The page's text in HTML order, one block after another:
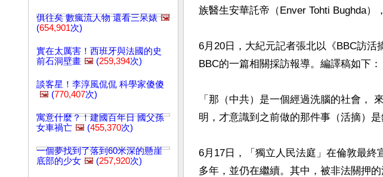
俱往矣 數瘋流人物 還看三呆婊 🖼️
(654,901次)
實在太厲害！西班牙與法國的史
前石洞壁畫 🖼️ (259,394次)
談客星！李淳風侃侃 科學家傻傻
🖼️ (770,407次)
寓意什麼？！建國百年日 國父孫
女車禍亡 🖼️ (455,370次)
一個夢找到了落到60米深的懸崖
底部的少女 🖼️ (257,920次)
族醫生安華託帝（Enver Tohti Bughda）
6月20日，大紀元記者張北以《BBC訪
BBC的一篇相關採訪報導。編譯稿如下：
「那（中共）是一個經過洗腦的社會，
明，才意識到之前做的那件事（活摘）是
6月17日，「獨立人民法庭」在倫敦最
多年，並仍在繼續。其中，被非法關押